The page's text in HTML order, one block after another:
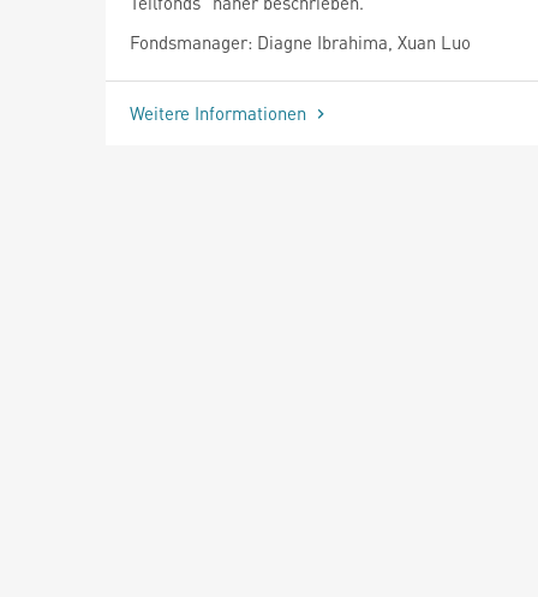
Fondsmanager: Diagne Ibrahima, Xuan Luo
Weitere Informationen